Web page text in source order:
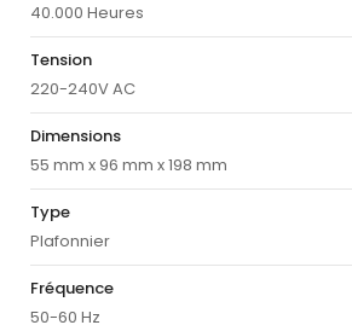
40.000 Heures
Tension
220-240V AC
Dimensions
55 mm x 96 mm x 198 mm
Type
Plafonnier
Fréquence
50-60 Hz